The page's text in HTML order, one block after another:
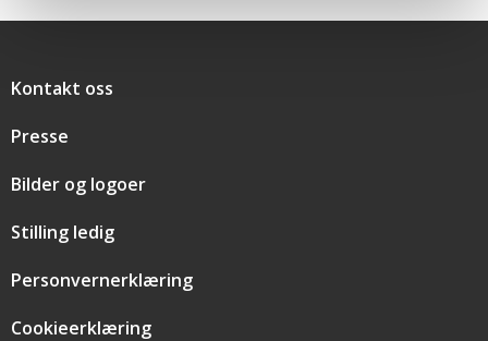
Snarveier
Kontakt oss
Presse
Bilder og logoer
Stilling ledig
Personvernerklæring
Cookieerklæring